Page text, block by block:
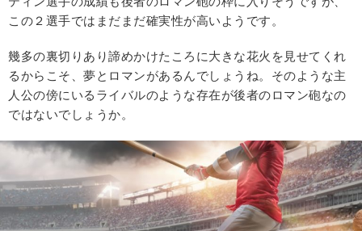
この２選手ではまだまだ確実性が高いようです。
幾多の裏切りあり諦めかけたころに大きな花火を見せてくれ
るからこそ、夢とロマンがあるんでしょうね。そのような主
人公の傍にいるライバルのような存在が後者のロマン砲なの
ではないでしょうか。